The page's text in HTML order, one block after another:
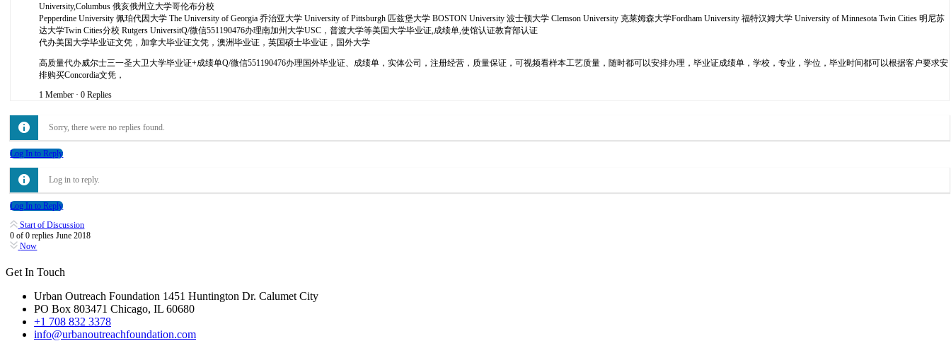
University,Columbus 俄亥俄州立大学哥伦布分校
Pepperdine University 佩珀代因大学 The University of Georgia 乔治亚大学 University of Pittsburgh 匹兹堡大学 BOSTON University 波士顿大学 Clemson University 克莱姆森大学Fordham University 福特汉姆大学 University of Minnesota Twin Cities 明尼苏
达大学Twin Cities分校 Rutgers UniversitQ/微信551190476办理南加州大学USC，普渡大学等美国大学毕业证,成绩单,使馆认证教育部认证
代办美国大学毕业证文凭，加拿大毕业证文凭，澳洲毕业证，英国硕士毕业证，国外大学
高质量代办威尔士三一圣大卫大学毕业证+成绩单Q/微信551190476办理国外毕业证、成绩单，实体公司，注册经营，质量保证，可视频看样本工艺质量，随时都可以安排办理，毕业证成绩单，学校，专业，学位，毕业时间都可以根据客户要求安
排购买Concordia文凭，
1 Member · 0 Replies
Sorry, there were no replies found.
Log In to Reply
Log in to reply.
Log In to Reply
Start of Discussion
0 of0 repliesJune 2018
Now
Get In Touch
Urban Outreach Foundation 1451 Huntington Dr. Calumet City
PO Box 803471 Chicago, IL 60680
+1 708 832 3378
info@urbanoutreachfoundation.com